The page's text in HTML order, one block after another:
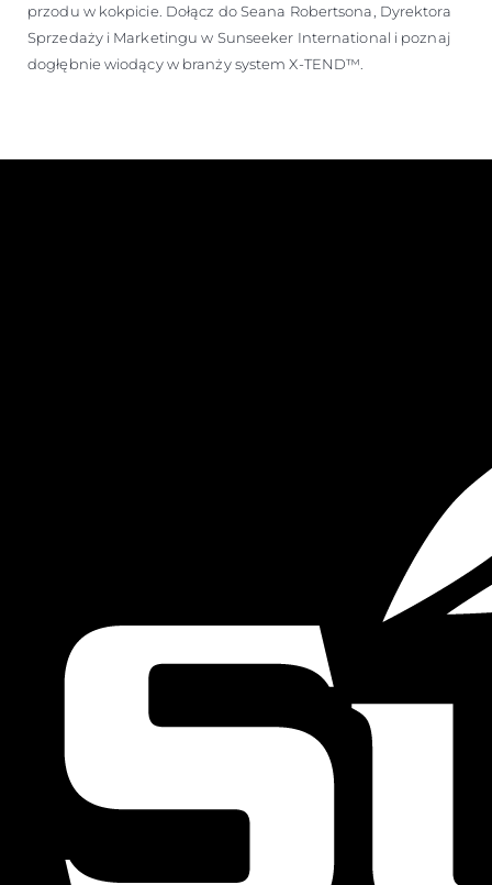
przodu w kokpicie. Dołącz do Seana Robertsona, Dyrektora
Sprzedaży i Marketingu w Sunseeker International i poznaj
dogłębnie wiodący w branży system X-TEND™.